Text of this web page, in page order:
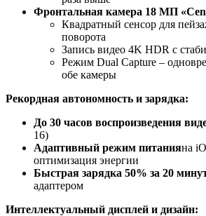
Фронтальная камера 18 МП
Квадратный сенсор для
поворота
Запись видео 4K HDR с
Режим Dual Capture –
обе камеры
Рекордная автономность и зарядка:
До 30 часов воспроизведения
16)
Адаптивный режим питанияна
оптимизация энергии
Быстрая зарядка 50% за 20
адаптером
Интеллектуальный дисплей и дизайн: